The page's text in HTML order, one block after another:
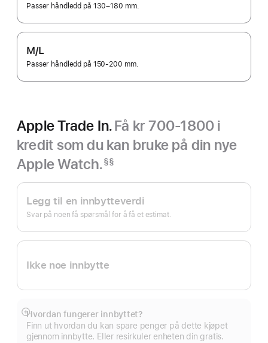
Passer håndledd på 130–180 mm.
M/L
Passer håndledd på 150-200 mm.
Apple Trade In.Få kr 700-1800 i
kredit som du kan bruke på din nye
Apple Watch.
Fotnote
§§
Apple Trade In.
Legg til en innbytteverdi
Svar på noen få spørsmål for å få et estimat.
Ikke noe innbytte
Hvordan fungerer innbyttet?
Finn ut hvordan du kan spare penger på dette kjøpet
gjennom innbytte. Eller resirkuler enheten din gratis.
Mer